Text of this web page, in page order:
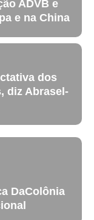
ADVB e
e na China
dos
diz Abrasel-
DaColônia